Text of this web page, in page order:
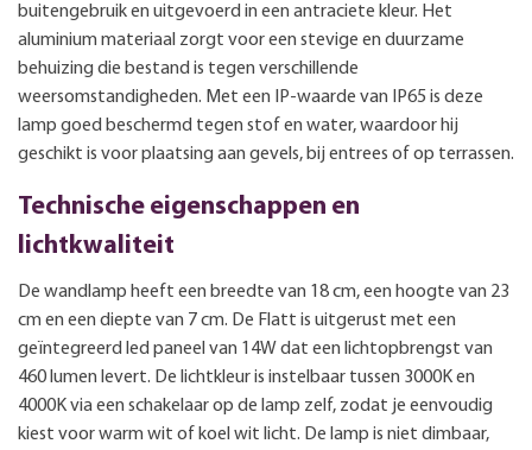
buitengebruik en uitgevoerd in een antraciete kleur. Het
aluminium materiaal zorgt voor een stevige en duurzame
behuizing die bestand is tegen verschillende
weersomstandigheden. Met een IP-waarde van IP65 is deze
lamp goed beschermd tegen stof en water, waardoor hij
geschikt is voor plaatsing aan gevels, bij entrees of op terrassen.
Technische eigenschappen en
lichtkwaliteit
De wandlamp heeft een breedte van 18 cm, een hoogte van 23
cm en een diepte van 7 cm. De Flatt is uitgerust met een
geïntegreerd led paneel van 14W dat een lichtopbrengst van
460 lumen levert. De lichtkleur is instelbaar tussen 3000K en
4000K via een schakelaar op de lamp zelf, zodat je eenvoudig
kiest voor warm wit of koel wit licht. De lamp is niet dimbaar,